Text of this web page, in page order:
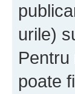
urile)
poate